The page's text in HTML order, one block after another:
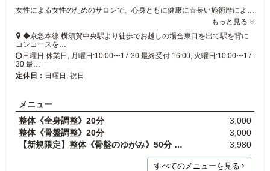
女性による女性のためのサロンで、心身ともに健康に☆長い施術歴により培った技術と知識の詰まったソフトな整体をご提供しております!
もっと見る
◆京急本線 横須賀中央駅より徒歩でお越しの場合東口を出て駅を背に
コンコースを…
日曜日:休業日, 月曜日:10:00〜17:30 最終受付 16:00, 火曜日:10:00〜17:
30 最…
定休日： 日曜日, 祝日
メニュー
整体《全身調整》20分
3,000
整体《骨盤調整》20分
3,000
【新規限定】整体《骨盤のゆがみ》50分 通常料金6,00…
3,980
すべてのメニューを見る